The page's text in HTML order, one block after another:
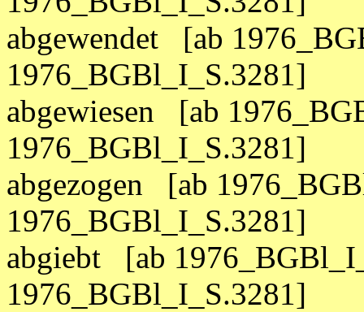
abgewendet [ab
1976_BGBl_I_S.3281]
abgewiesen [ab
1976_BGBl_I_S.3281]
abgezogen [ab
1976_BGBl_I_S.3281]
abgiebt [ab
1976_BGBl_I_S.3281]